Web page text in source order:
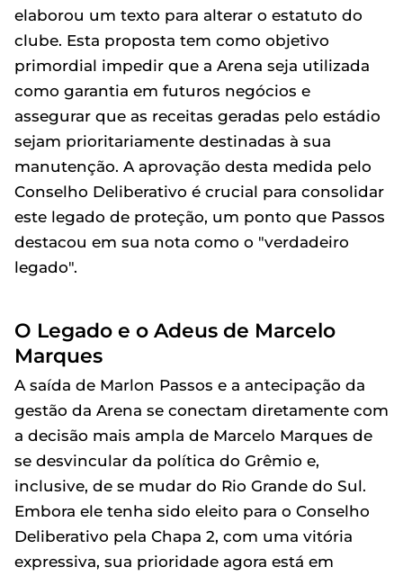
elaborou um texto para alterar o estatuto do
clube. Esta proposta tem como objetivo
primordial impedir que a Arena seja utilizada
como garantia em futuros negócios e
assegurar que as receitas geradas pelo estádio
sejam prioritariamente destinadas à sua
manutenção. A aprovação desta medida pelo
Conselho Deliberativo é crucial para consolidar
este legado de proteção, um ponto que Passos
destacou em sua nota como o "verdadeiro
legado".
O Legado e o Adeus de Marcelo
Marques
A saída de Marlon Passos e a antecipação da
gestão da Arena se conectam diretamente com
a decisão mais ampla de Marcelo Marques de
se desvincular da política do Grêmio e,
inclusive, de se mudar do Rio Grande do Sul.
Embora ele tenha sido eleito para o Conselho
Deliberativo pela Chapa 2, com uma vitória
expressiva, sua prioridade agora está em